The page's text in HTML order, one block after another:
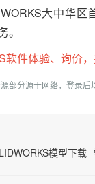
大中华
。
软件体验、询价
部分源于网络，登录
模型下载